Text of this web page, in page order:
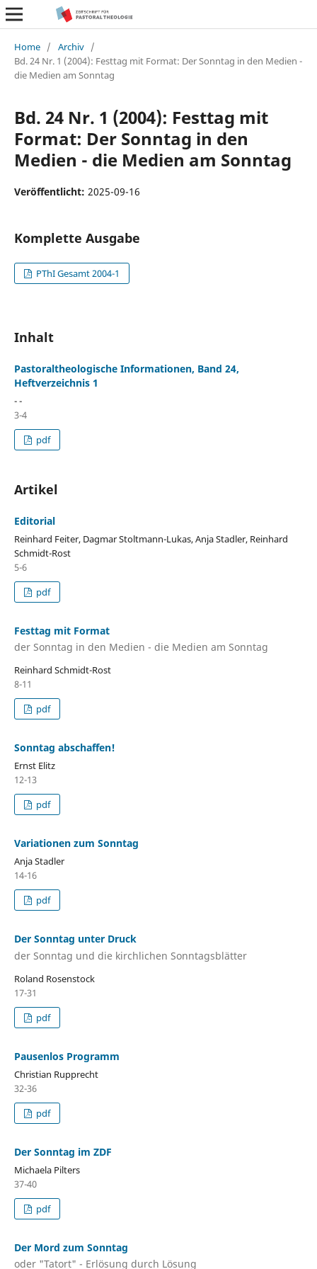
Home / Archiv /
Bd. 24 Nr. 1 (2004): Festtag mit Format: Der Sonntag in den Medien -
die Medien am Sonntag
Bd. 24 Nr. 1 (2004): Festtag mit
Format: Der Sonntag in den
Medien - die Medien am Sonntag
Veröffentlicht: 2025-09-16
Komplette Ausgabe
PThI Gesamt 2004-1
Inhalt
Pastoraltheologische Informationen, Band 24,
Heftverzeichnis 1
- -
3-4
pdf
Artikel
Editorial
Reinhard Feiter, Dagmar Stoltmann-Lukas, Anja Stadler, Reinhard
Schmidt-Rost
5-6
pdf
Festtag mit Format
der Sonntag in den Medien - die Medien am Sonntag
Reinhard Schmidt-Rost
8-11
pdf
Sonntag abschaffen!
Ernst Elitz
12-13
pdf
Variationen zum Sonntag
Anja Stadler
14-16
pdf
Der Sonntag unter Druck
der Sonntag und die kirchlichen Sonntagsblätter
Roland Rosenstock
17-31
pdf
Pausenlos Programm
Christian Rupprecht
32-36
pdf
Der Sonntag im ZDF
Michaela Pilters
37-40
pdf
Der Mord zum Sonntag
oder "Tatort" - Erlösung durch Lösung